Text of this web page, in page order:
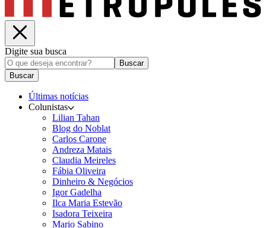
Digite sua busca
Buscar
Buscar
Últimas notícias
Colunistas
Lilian Tahan
Blog do Noblat
Carlos Carone
Andreza Matais
Claudia Meireles
Fábia Oliveira
Dinheiro & Negócios
Igor Gadelha
Ilca Maria Estevão
Isadora Teixeira
Mario Sabino